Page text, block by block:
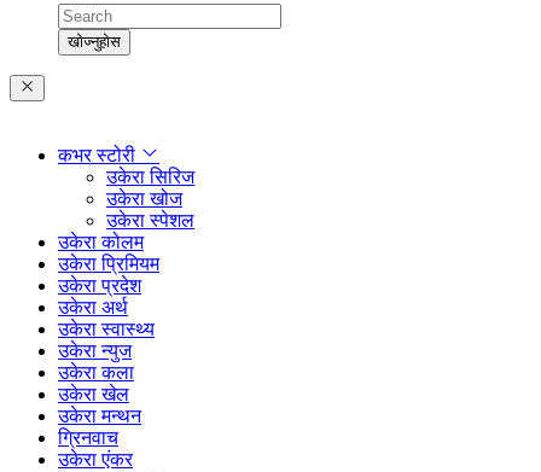
खोज्नुहोस
कभर स्टोरी
उकेरा सिरिज
उकेरा खोज
उकेरा स्पेशल
उकेरा कोलम
उकेरा प्रिमियम
उकेरा प्रदेश
उकेरा अर्थ
उकेरा स्वास्थ्य
उकेरा न्युज
उकेरा कला
उकेरा खेल
उकेरा मन्थन
ग्रिनवाच
उकेरा एंकर